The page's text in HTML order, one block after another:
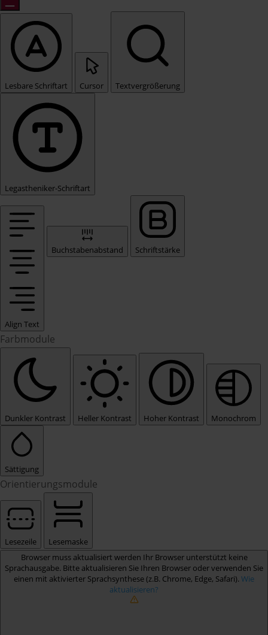
Lesbare Schriftart Cursor Textvergrößerung
Legastheniker-Schriftart
Align Text
Buchstabenabstand Schriftstärke
Farbmodule
Dunkler Kontrast Heller Kontrast Hoher Kontrast Monochrom
Sättigung
Orientierungsmodule
Lesezeile
Lesemaske
Browser muss aktualisiert werden Ihr Browser unterstützt keine
Sprachausgabe. Bitte aktualisieren Sie Ihren Browser oder verwenden Sie
einen mit aktivierter Sprachsynthese (z.B. Chrome, Edge, Safari). Wie
aktualisieren?